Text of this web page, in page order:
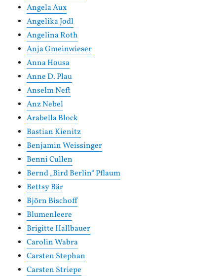
Angela Aux
Angelika Jodl
Angelina Roth
Anja Gmeinwieser
Anna Housa
Anne D. Plau
Anselm Neft
Anz Nebel
Arabella Block
Bastian Kienitz
Benjamin Weissinger
Benni Cullen
Bernd „Bird Berlin“ Pflaum
Bettsy Bär
Björn Bischoff
Blumenleere
Brigitte Hallbauer
Carolin Wabra
Carsten Stephan
Carsten Striepe